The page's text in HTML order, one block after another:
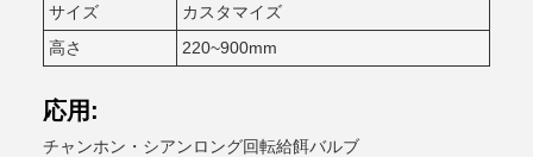
サイズ
カスタマイズ
高さ
220~900mm
応用:
チャンホン・シアンロング回転給餌バルブ